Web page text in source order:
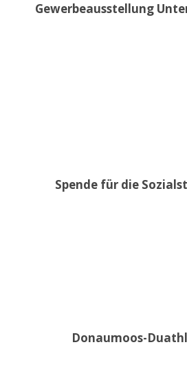
Gewerbeausstellung
Spende für die
Donaumoos-